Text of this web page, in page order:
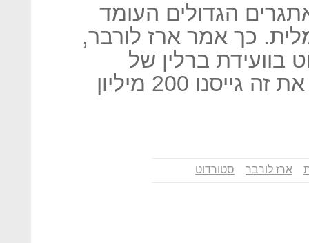
הגדולים העומד
כך אמר ארז לורבר,
בוועידת ברלין של
"כלכליסט". וגם "כדי לעשות את זה גייסנו 200 מיליון
ארז לורבר סטורדוט